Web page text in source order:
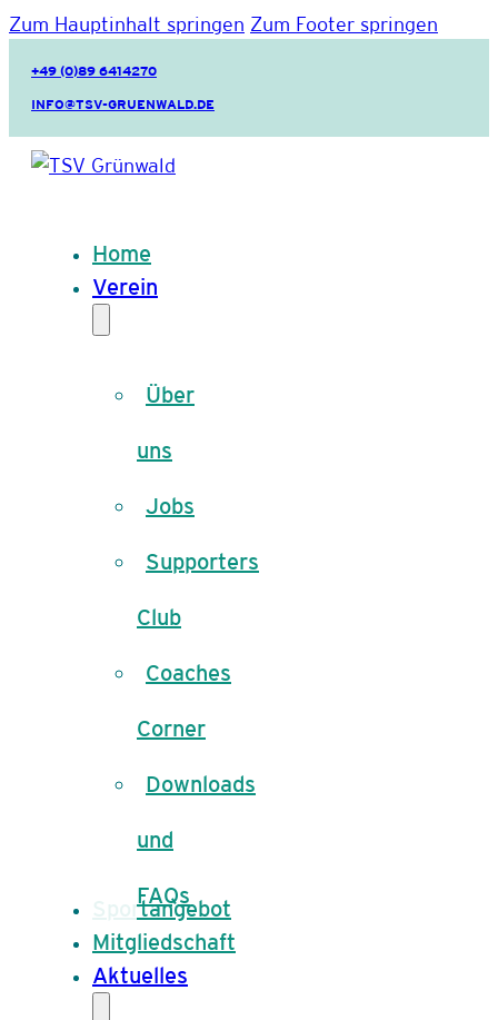
Zum Hauptinhalt springen Zum Footer springen
+49 (0)89 6414270
INFO@TSV-GRUENWALD.DE
Home
Verein
Über
uns
Jobs
Supporters
Club
Coaches
Corner
Downloads
und
FAQs
Sportangebot
Mitgliedschaft
Aktuelles